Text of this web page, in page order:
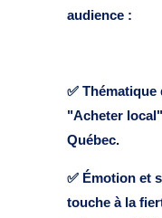
audience :
✅ Thématique
"Acheter
Québec.
✅ Émotion et
touche à la